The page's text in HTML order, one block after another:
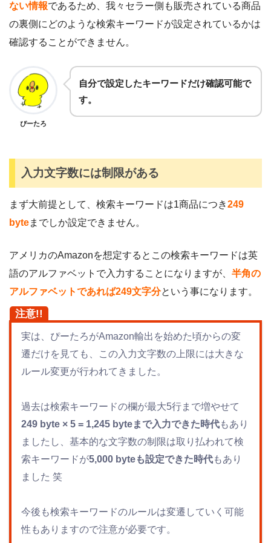
ない情報であるため、我々セラー側も販売されている商品
の裏側にどのような検索キーワードが設定されているかは
確認することができません。
ぴーたろ
自分で設定したキーワードだけ確認可能で
す。
入力文字数には制限がある
まず大前提として、検索キーワードは1商品につき249
byteまでしか設定できません。
アメリカのAmazonを想定するとこの検索キーワードは英
語のアルファベットで入力することになりますが、 半角の
アルファベットであれば249文字分という事になります。
注意!!
実は、ぴーたろがAmazon輸出を始めた頃からの変
遷だけを見ても、この入力文字数の上限には大きな
ルール変更が行われてきました。
過去は検索キーワードの欄が最大5行まで増やせて
249 byte × 5 = 1,245 byteまで入力できた時代もあり
ましたし、基本的な文字数の制限は取り払われて検
索キーワードが5,000 byteも設定できた時代もあり
ました 笑
今後も検索キーワードのルールは変遷していく可能
性もありますので注意が必要です。